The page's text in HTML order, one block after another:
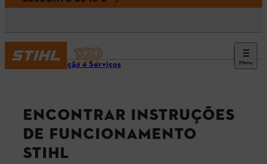
Menu
Informação e Serviços
ENCONTRAR INSTRUÇÕES
DE FUNCIONAMENTO
STIHL